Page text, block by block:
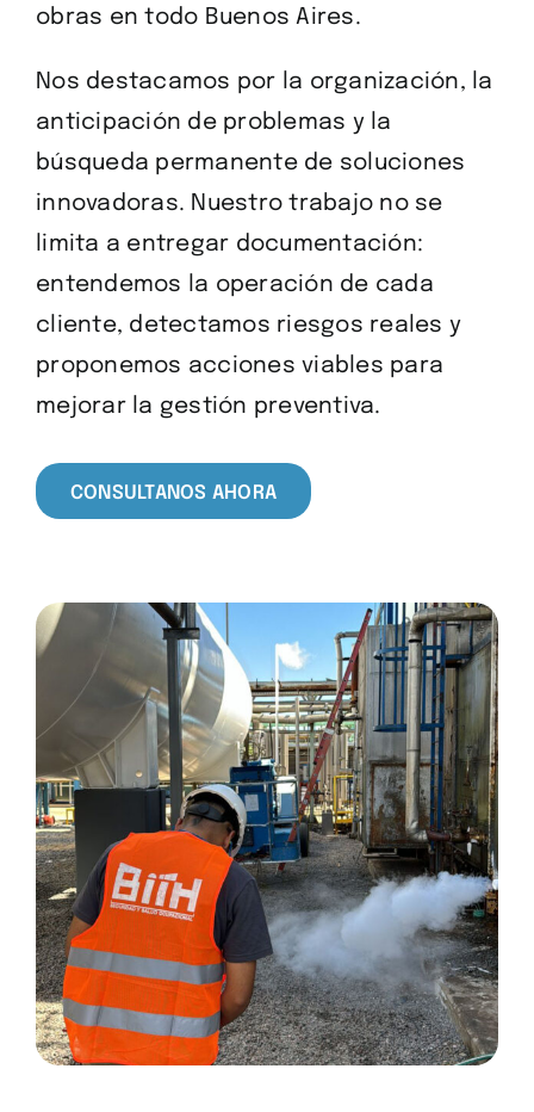
obras en todo Buenos Aires.
Nos destacamos por la organización, la
anticipación de problemas y la
búsqueda permanente de soluciones
innovadoras. Nuestro trabajo no se
limita a entregar documentación:
entendemos la operación de cada
cliente, detectamos riesgos reales y
proponemos acciones viables para
mejorar la gestión preventiva.
CONSULTANOS AHORA